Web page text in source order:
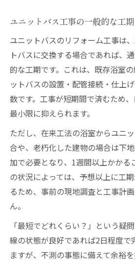
ユニットバス工事の一般的な工
ユニットバスのリフォーム工事は
トバスに交換する場合であれば、
的な工期です。これは、既存浴室
ットバスの設置・配管接続・仕上
数です。工事が短期間で済むため
最小限に抑えられます。
ただし、在来工法の浴室からユニ
合や、老朽化した建物の場合は下
加で必要となり、1週間以上かかる
の状況によっては、予想以上に工
るため、事前の現地調査と工事計
ん。
「最短でどれくらい？」という疑
線の状態が良好であれば2日程度で
ますが、不測の事態に備えて余裕